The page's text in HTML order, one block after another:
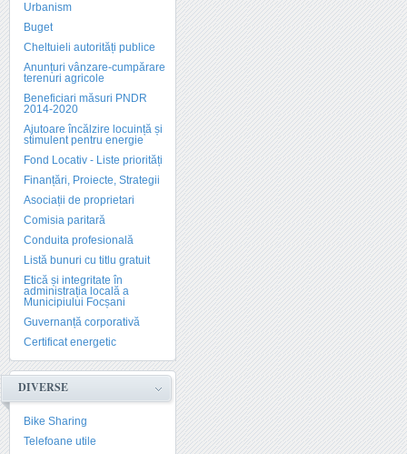
Urbanism
Buget
Cheltuieli autorități publice
Anunțuri vânzare-cumpărare
terenuri agricole
Beneficiari măsuri PNDR
2014-2020
Ajutoare încălzire locuință și
stimulent pentru energie
Fond Locativ - Liste priorități
Finanțări, Proiecte, Strategii
Asociații de proprietari
Comisia paritară
Conduita profesională
Listă bunuri cu titlu gratuit
Etică și integritate în
administrația locală a
Municipiului Focșani
Guvernanță corporativă
Certificat energetic
DIVERSE
Bike Sharing
Telefoane utile